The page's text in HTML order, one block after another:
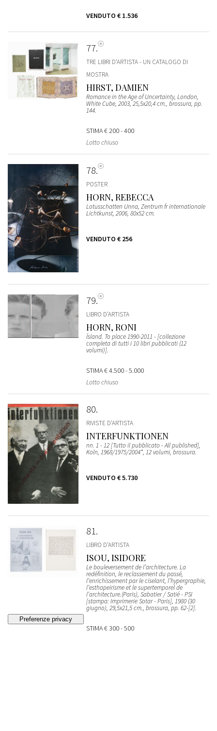
VENDUTO € 1.536
77
TRE LIBRI D’ARTISTA - UN CATALOGO DI
MOSTRA
HIRST, DAMIEN
Romance in the Age of Uncertainty, London,
White Cube, 2003, 25,5x20,4 cm., brossura, pp.
144.
STIMA€ 200 - 400
Lotto chiuso
78
POSTER
HORN, REBECCA
Lotusschatten Unna, Zentrum fr internationale
Lichtkunst, 2006, 80x52 cm.
VENDUTO € 256
79
LIBRO D’ARTISTA
HORN, RONI
Ísland. To place 1990-2011 - [collezione
completa di tutti i 10 libri pubblicati (12
volumi)].
STIMA€ 4.500 - 5.000
Lotto chiuso
80
RIVISTE D’ARTISTA
INTERFUNKTIONEN
nn. 1 - 12 [Tutto il pubblicato - All published],
Koln, 1968/1975/2004*, 12 volumi, brossura.
VENDUTO € 5.730
81
LIBRO D’ARTISTA
ISOU, ISIDORE
Le bouleversement de l’architecture. La
redéfinition, le reclassement du passé,
l’enrichissement par le ciselant, l’hypergraphie,
l’esthapeirisme et le supertemporel de
l’architecture.(Paris), Sabatier / Satié - PSI
[stampa: Imprimerie Sotar - Paris], 1980 (30
giugno), 29,5x21,5 cm., brossura, pp. 62-[2].
STIMA€ 300 - 500